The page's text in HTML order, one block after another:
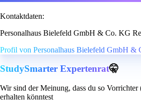
Kontaktdaten:
Personalhaus Bielefeld GmbH & Co. KG
Profil von Personalhaus Bielefeld GmbH &
StudySmarter Expertenrat🤫
Wir sind der Meinung, dass du so
erhalten könntest